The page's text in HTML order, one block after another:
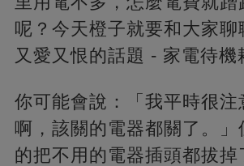
呢？今天橙子就要和大家聊
又愛又恨的話題 - 家電待機
你可能會說：「我平時很注
啊，該關的電器都關了。」
的把不用的電器插頭都拔掉